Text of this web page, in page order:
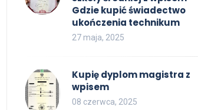
Gdzie kupić świadectwo
ukończenia technikum
27 maja, 2025
Kupię dyplom magistra z
wpisem
08 czerwca, 2025